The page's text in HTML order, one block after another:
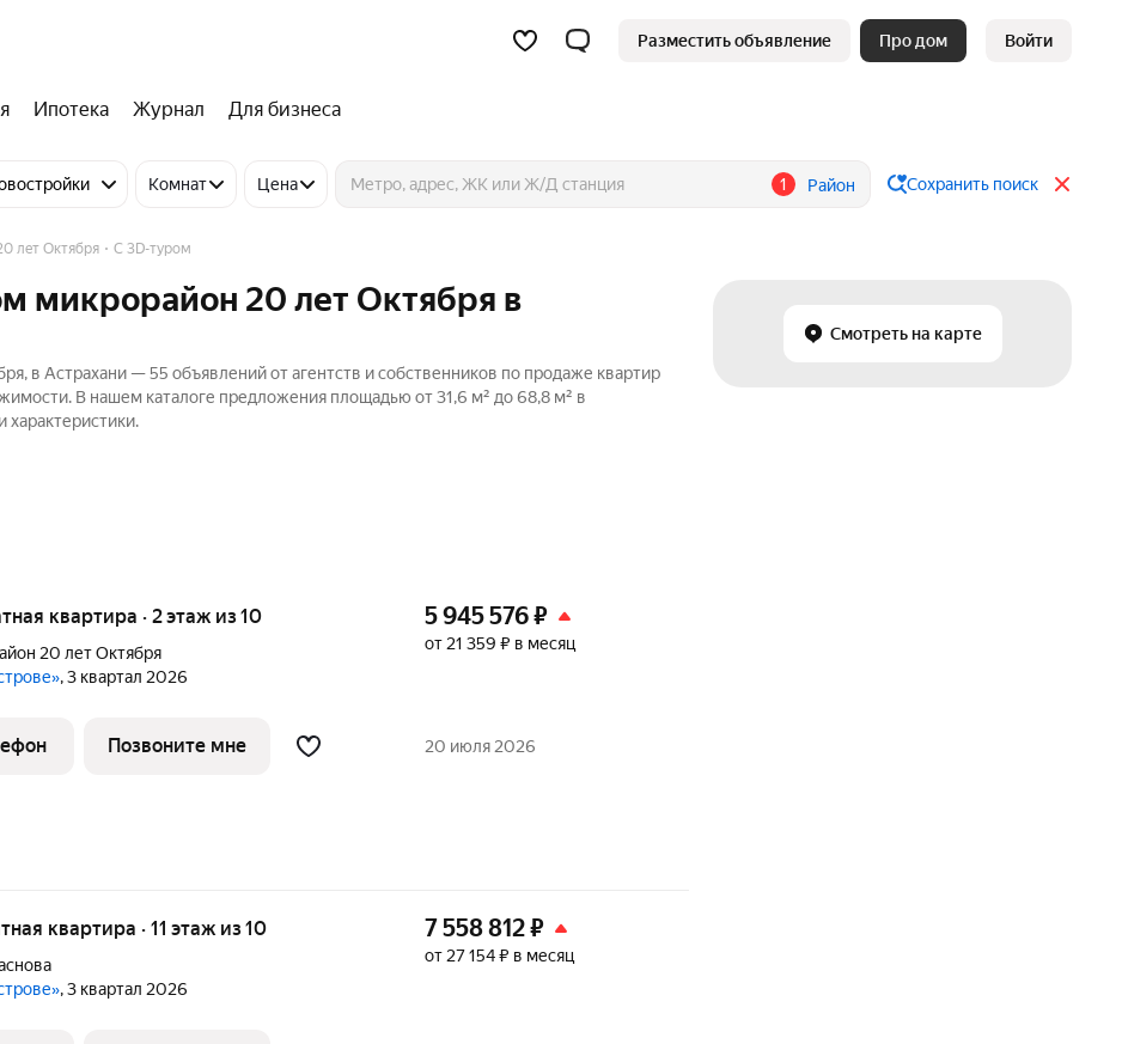
Разместить объявление Про дом Войти
Ипотека Журнал Для бизнеса
Комнат Цена 1 Район Сохранить поиск
Смотреть на карте
лет Октября C 3D-туром
микрорайон 20 лет Октября в
в Астрахани — 55 объявлений от агентств и собственников по продаже квартир
В нашем каталоге предложения площадью от 31,6 м² до 68,8 м² в
квартира · 2 этаж из 10
20 лет Октября
, 3 квартал 2026
5 945 576₽
от 21 359 ₽ в месяц
Позвоните мне 20 июля 2026
квартира · 11 этаж из 10
, 3 квартал 2026
7 558 812₽
от 27 154 ₽ в месяц